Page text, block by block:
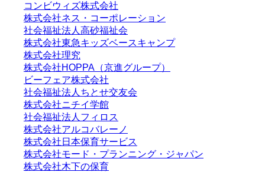
コンビウィズ株式会社
株式会社ネス・コーポレーション
社会福祉法人高砂福祉会
株式会社東急キッズベースキャンプ
株式会社理究
株式会社HOPPA（京進グループ）
ビーフェア株式会社
社会福祉法人ちとせ交友会
株式会社ニチイ学館
社会福祉法人フィロス
株式会社アルコバレーノ
株式会社日本保育サービス
株式会社モード・プランニング・ジャパン
株式会社木下の保育